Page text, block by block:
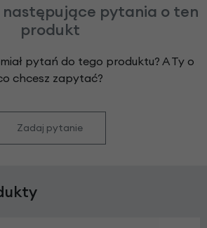
następujące pytania o ten
produkt
pytań do tego produktu? A Ty o
chcesz zapytać?
Zadaj pytanie